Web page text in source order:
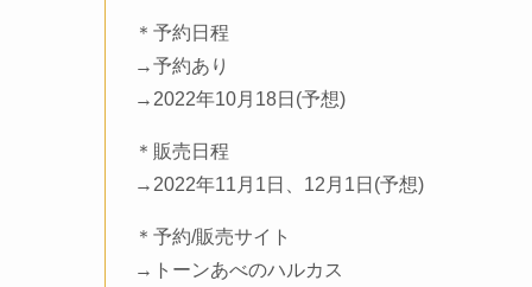
＊予約日程
→予約あり
→2022年10月18日(予想)
＊販売日程
→2022年11月1日、12月1日(予想)
＊予約/販売サイト
→トーンあべのハルカス